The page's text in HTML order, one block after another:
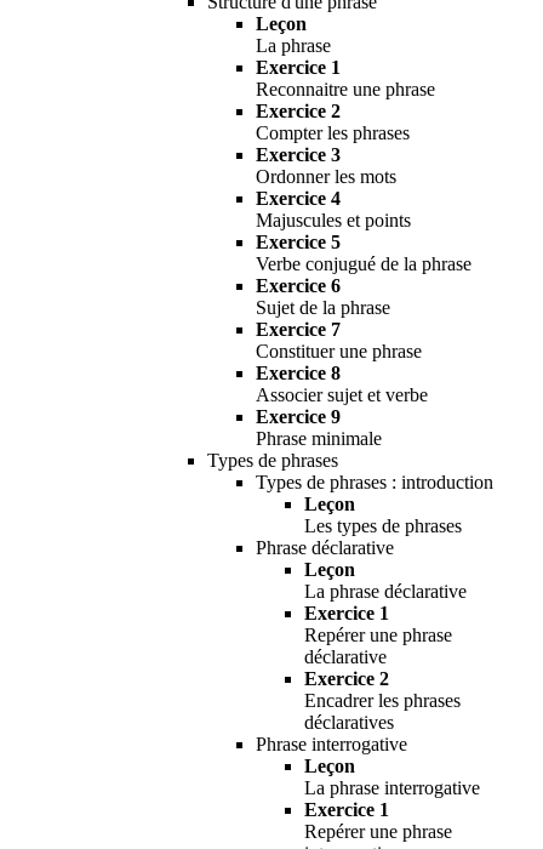
Leçon
La phrase
Exercice 1
Reconnaitre une phrase
Exercice 2
Compter les phrases
Exercice 3
Ordonner les mots
Exercice 4
Majuscules et points
Exercice 5
Verbe conjugué de la phrase
Exercice 6
Sujet de la phrase
Exercice 7
Constituer une phrase
Exercice 8
Associer sujet et verbe
Exercice 9
Phrase minimale
Types de phrases
Types de phrases : introduction
Leçon
Les types de phrases
Phrase déclarative
Leçon
La phrase déclarative
Exercice 1
Repérer une phrase
déclarative
Exercice 2
Encadrer les phrases
déclaratives
Phrase interrogative
Leçon
La phrase interrogative
Exercice 1
Repérer une phrase